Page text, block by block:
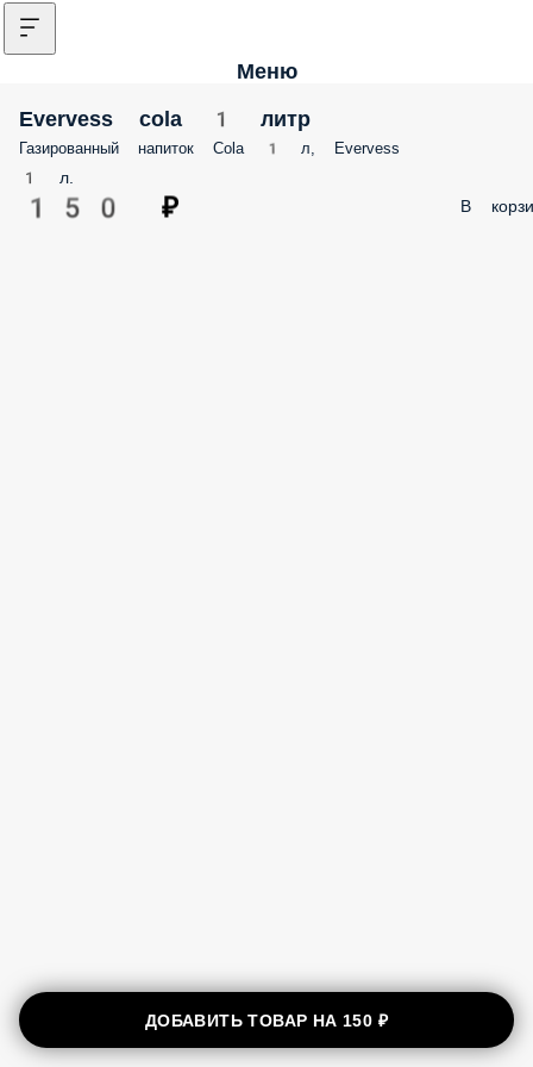
Меню
Evervess cola 1 литр
Газированный напиток Cola 1 л, Evervess
1 л.
150 ₽ В
ДОБАВИТЬ ТОВАР НА 150 ₽